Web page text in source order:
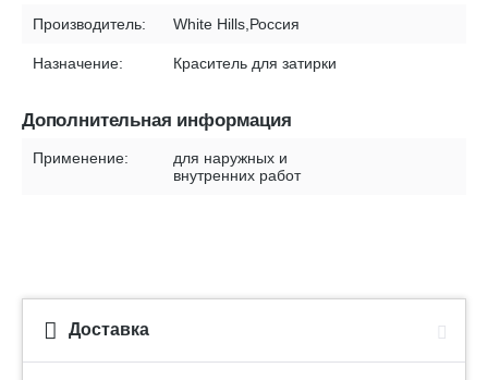
Производитель: White Hills,Россия
Назначение: Краситель для затирки
Дополнительная информация
Применение:
для наружных и
внутренних работ
Доставка